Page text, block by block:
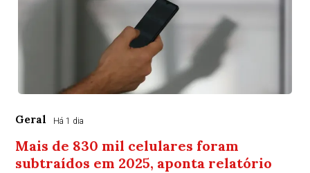
Geral Há 1 dia
Mais de 830 mil celulares foram
subtraídos em 2025, aponta relatório